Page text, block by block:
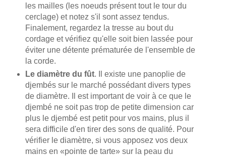
les mailles (les noeuds présent tout le tour du
cerclage) et notez s'il sont assez tendus.
Finalement, regardez la tresse au bout du
cordage et vérifiez qu'elle soit bien lassée pour
éviter une détente prématurée de l'ensemble de
la corde.
Le diamètre du fût. Il existe une panoplie de
djembés sur le marché possédant divers types
de diamètre. Il est important de voir à ce que le
djembé ne soit pas trop de petite dimension car
plus le djembé est petit pour vos mains, plus il
sera difficile d'en tirer des sons de qualité. Pour
vérifier le diamètre, si vous apposez vos deux
mains en «pointe de tarte» sur la peau du